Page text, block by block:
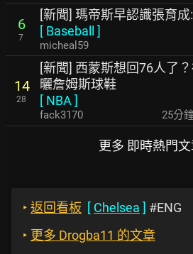
6
7
[新聞] 瑪帝斯早認識張育
[ Baseball ]
micheal59
14
28
[新聞] 西蒙斯想回76人了
曬詹姆斯球鞋
[ NBA ]
fack3170 25分
更多 即時熱門文
‣ 返回看板 [ Chelsea ] #ENG
‣ 更多 Drogba11 的文章